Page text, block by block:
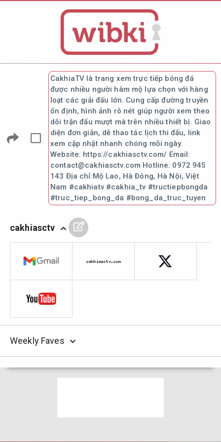
CakhiaTV là trang xem trực tiếp bóng đá
được nhiều người hâm mộ lựa chọn với hàng
loạt các giải đấu lớn. Cung cấp đường truyền
ổn định, hình ảnh rõ nét giúp người xem theo
dõi trận đấu mượt mà trên nhiều thiết bị. Giao
diện đơn giản, dễ thao tác lịch thi đấu, link
xem cập nhật nhanh chóng mỗi ngày.
Website: https://cakhiasctv.com/ Email:
contact@cakhiasctv.com Hotline: 0972 945
143 Địa chỉ:Mộ Lao, Hà Đông, Hà Nội, Việt
Nam #cakhiatv #cakhia_tv #tructiepbongda
#truc_tiep_bong_da #bong_da_truc_tuyen
cakhiasctv
Weekly Faves